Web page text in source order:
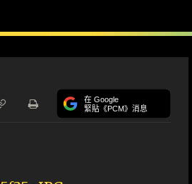
在 Google
緊貼《PCM》消息